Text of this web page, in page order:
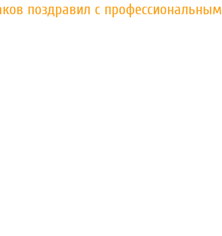
поздравил с профессиональным